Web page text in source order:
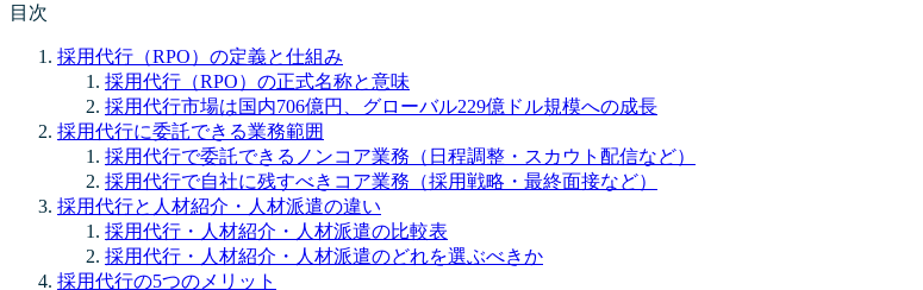
目次
採用代行（RPO）の定義と仕組み
採用代行（RPO）の正式名称と意味
採用代行市場は国内706億円、グローバル229億ドル規模への成長
採用代行に委託できる業務範囲
採用代行で委託できるノンコア業務（日程調整・スカウト配信など）
採用代行で自社に残すべきコア業務（採用戦略・最終面接など）
採用代行と人材紹介・人材派遣の違い
採用代行・人材紹介・人材派遣の比較表
採用代行・人材紹介・人材派遣のどれを選ぶべきか
採用代行の5つのメリット